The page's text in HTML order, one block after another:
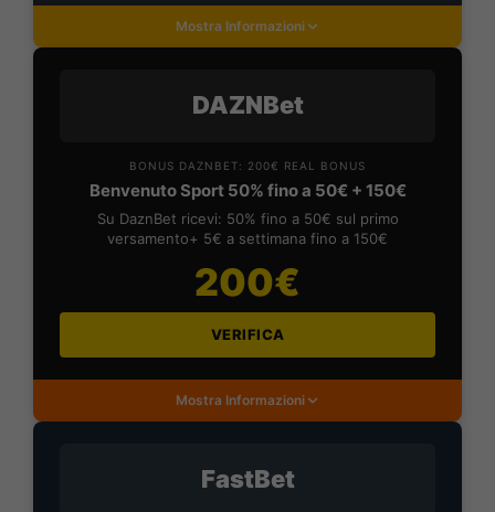
Mostra Informazioni
DAZNBet
BONUS DAZNBET: 200€ REAL BONUS
Benvenuto Sport 50% fino a 50€ + 150€
Su DaznBet ricevi: 50% fino a 50€ sul primo
versamento+ 5€ a settimana fino a 150€
200€
VERIFICA
Mostra Informazioni
FastBet